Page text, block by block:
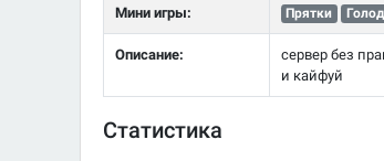
Мини игры: Прятки
Описание:
сервер без
и кайфуй
Статистика